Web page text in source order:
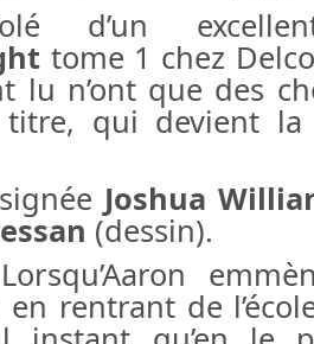
d’un
tome 1 chez
lu n’ont que des
qui devient
Joshua
(dessin).
rentrant de